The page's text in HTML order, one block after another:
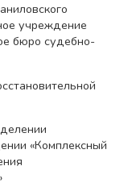
учреждение
бюро судебно-
«Комплексный